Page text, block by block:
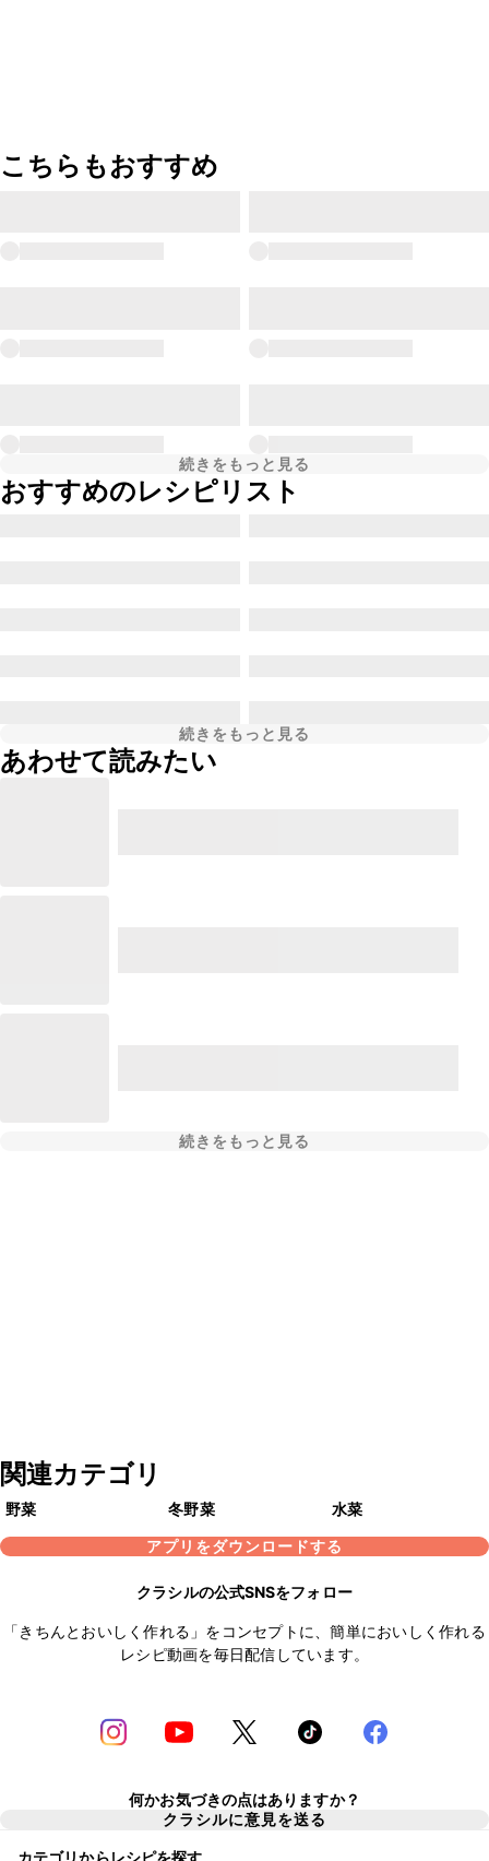
こちらもおすすめ
続きをもっと見る
おすすめのレシピリスト
続きをもっと見る
あわせて読みたい
続きをもっと見る
関連カテゴリ
野菜 冬野菜
水菜
アプリをダウンロードする
クラシルの公式SNSをフォロー
「きちんとおいしく作れる」をコンセプトに、簡単においしく作れる
レシピ動画を毎日配信しています。
何かお気づきの点はありますか？
クラシルに意見を送る
カテゴリからレシピを探す